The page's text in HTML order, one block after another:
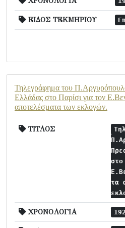
ΕΙΔΟΣ ΤΕΚΜΗΡΙΟΥ
Τηλεγράφημα του
Ελλάδας στο Παρίσι για τον
αποτελέσματα των εκλογών.
ΤΙΤΛΟΣ
τα
ΧΡΟΝΟΛΟΓΙΑ